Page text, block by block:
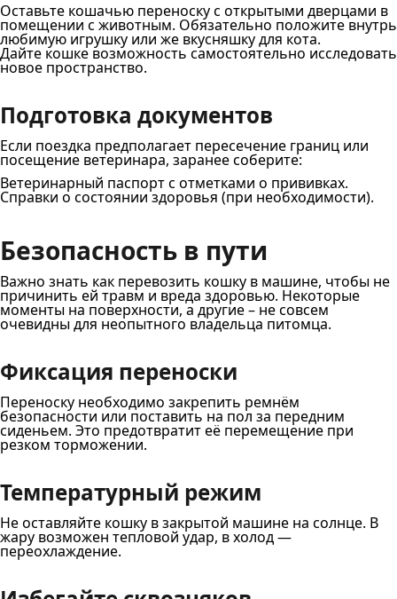
Оставьте кошачью переноску с открытыми дверцами в
помещении с животным. Обязательно положите внутрь
любимую игрушку или же вкусняшку для кота.
Дайте кошке возможность самостоятельно исследовать
новое пространство.
Подготовка документов
Если поездка предполагает пересечение границ или
посещение ветеринара, заранее соберите:
Ветеринарный паспорт с отметками о прививках.
Справки о состоянии здоровья (при необходимости).
Безопасность в пути
Важно знать как перевозить кошку в машине, чтобы не
причинить ей травм и вреда здоровью. Некоторые
моменты на поверхности, а другие – не совсем
очевидны для неопытного владельца питомца.
Фиксация переноски
Переноску необходимо закрепить ремнём
безопасности или поставить на пол за передним
сиденьем. Это предотвратит её перемещение при
резком торможении.
Температурный режим
Не оставляйте кошку в закрытой машине на солнце. В
жару возможен тепловой удар, в холод —
переохлаждение.